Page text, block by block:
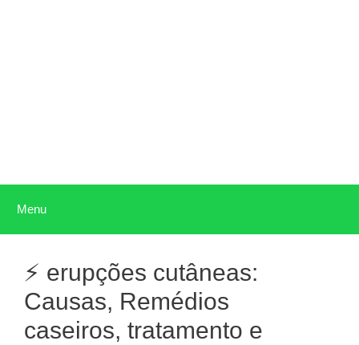
Menu
⚡ erupções cutâneas:
Causas, Remédios
caseiros, tratamento e